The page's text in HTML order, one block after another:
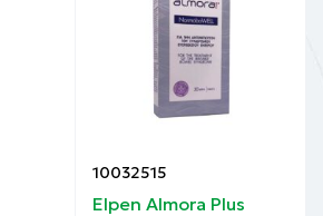
10032515
Elpen Almora Plus